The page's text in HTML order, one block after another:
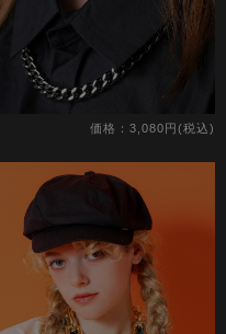
価格：3,080円(税込)